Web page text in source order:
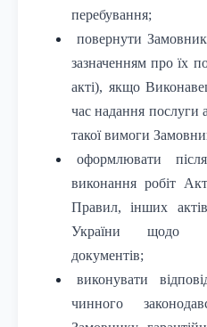
перебування;
повернути
зазначенням про їх
акті), якщо
час надання послуги
такої вимоги
оформлювати
виконання робіт
Правил, інших
України щодо
документів;
виконувати
чинного